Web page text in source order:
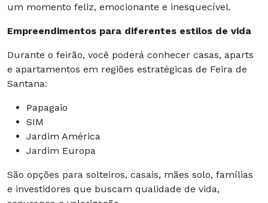
um momento feliz, emocionante e inesquecível.
Empreendimentos para diferentes estilos de vida
Durante o feirão, você poderá conhecer casas, aparts
e apartamentos em regiões estratégicas de Feira de
Santana:
Papagaio
SIM
Jardim América
Jardim Europa
São opções para solteiros, casais, mães solo, famílias
e investidores que buscam qualidade de vida,